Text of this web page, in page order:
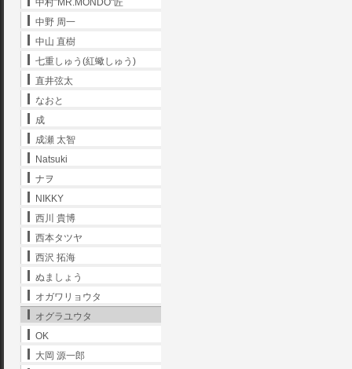
中村"MR.MONDO"匠
中野 周一
中山 直樹
七重しゅう(紅蠍しゅう)
直井弦太
なおと
成
成瀬 太智
Natsuki
ナヲ
NIKKY
西川 貴博
西本タツヤ
西沢 拓海
ぬましょう
オガワリョウタ
オグラユウタ
OK
大岡 源一郎